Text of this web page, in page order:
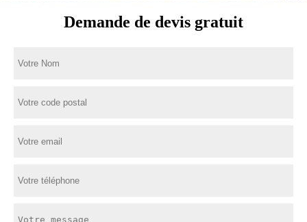
Demande de devis gratuit